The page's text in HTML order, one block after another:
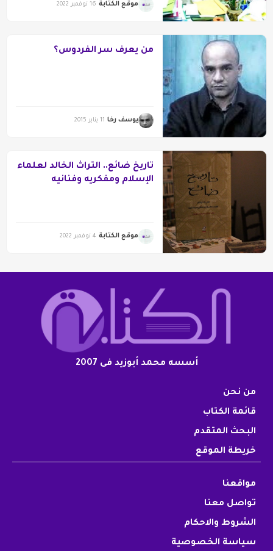
موقع الكتابة 16 نوفمبر 2022
من يعرف سر الفردوس؟
يوسف رخا 11 يناير 2015
تاريخ ضائع.. التراث الخالد لعلماء
الإسلام ومفكريه وفنانيه
موقع الكتابة 4 نوفمبر 2022
أسسه محمد أبوزيد فى 2007
من نحن
قائمة الكتاب
البحث المتقدم
خريطة الموقع
مواقعنا
تواصل معنا
الشروط والاحكام
سياسة الخصوصية